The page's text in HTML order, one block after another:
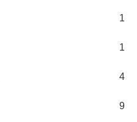
1
1
4
9